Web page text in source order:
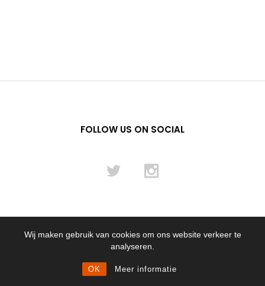
Wij maken gebruik van cookies om ons website verkeer te
analyseren.
OK Meer informatie
FOLLOW US ON SOCIAL
© 2012 - 2024 Flying Pencil NL B.V.